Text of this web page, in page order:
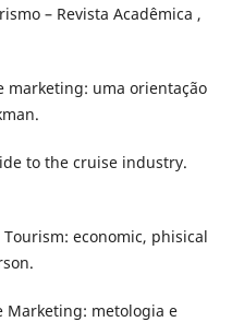
– Revista Acadêmica ,
marketing: uma orientação
to the cruise industry.
economic, phisical
Marketing: metologia e